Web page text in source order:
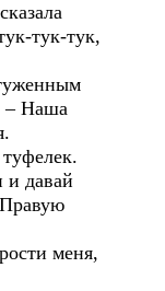
тук-тук,
– Наша
и давай
меня,